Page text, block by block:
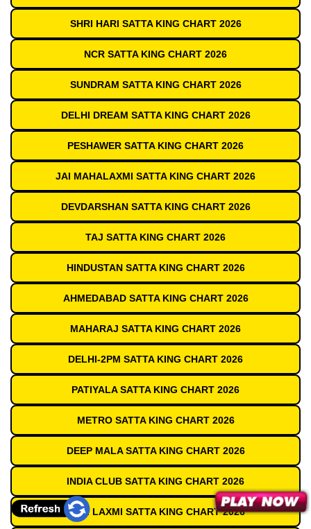
SHRI HARI SATTA KING CHART 2026
NCR SATTA KING CHART 2026
SUNDRAM SATTA KING CHART 2026
DELHI DREAM SATTA KING CHART 2026
PESHAWER SATTA KING CHART 2026
JAI MAHALAXMI SATTA KING CHART 2026
DEVDARSHAN SATTA KING CHART 2026
TAJ SATTA KING CHART 2026
HINDUSTAN SATTA KING CHART 2026
AHMEDABAD SATTA KING CHART 2026
MAHARAJ SATTA KING CHART 2026
DELHI-2PM SATTA KING CHART 2026
PATIYALA SATTA KING CHART 2026
METRO SATTA KING CHART 2026
DEEP MALA SATTA KING CHART 2026
INDIA CLUB SATTA KING CHART 2026
SHRI LAXMI SATTA KING CHART 2026